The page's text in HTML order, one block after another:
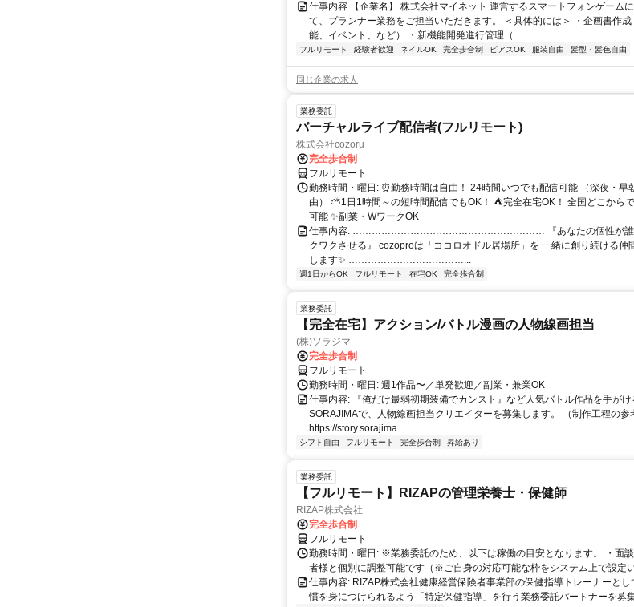
仕事内容 【企業名】 株式会社マイネット 運営するスマートフォンゲーム
て、プランナー業務をご担当いただきます。 ＜具体的には＞ ・企画書作成
能、イベント、など） ・新機能開発進行管理（...
フルリモート 経験者歓迎 ネイルOK 完全歩合制 ピアスOK 服装自由 髪型・髪色自由
同じ企業の求人
業務委託
バーチャルライブ配信者(フルリモート)
株式会社cozoru
完全歩合制
フルリモート
勤務時間・曜日: ⏰勤務時間は自由！ 24時間いつでも配信可能 （深夜・早
由） ⛅1日1時間～の短時間配信でもOK！ ⛺完全在宅OK！ 全国どこから
可能 ✨副業・WワークOK
仕事内容: …………………………………………………… 『あなたの個性が誰
クワクさせる』 cozoproは「ココロオドル居場所」を 一緒に創り続ける仲
します✨ ………………………………...
週1日からOK フルリモート 在宅OK 完全歩合制
業務委託
【完全在宅】アクション/バトル漫画の人物線画担当
(株)ソラジマ
完全歩合制
フルリモート
勤務時間・曜日: 週1作品〜／単発歓迎／副業・兼業OK
仕事内容: 『俺だけ最弱初期装備でカンスト』など人気バトル作品を手がけ
SORAJIMAで、人物線画担当クリエイターを募集します。 （制作工程の参
https://story.sorajima...
シフト自由 フルリモート 完全歩合制 昇給あり
業務委託
【フルリモート】RIZAPの管理栄養士・保健師
RIZAP株式会社
完全歩合制
フルリモート
勤務時間・曜日: ※業務委託のため、以下は稼働の目安となります。 ・面
者様と個別に調整可能です（※ご自身の対応可能な枠をシステム上で設定
仕事内容: RIZAP株式会社健康経営保険者事業部の保健指導トレーナーと
慣を身につけられるよう「特定保健指導」を行う業務委託パートナーを募